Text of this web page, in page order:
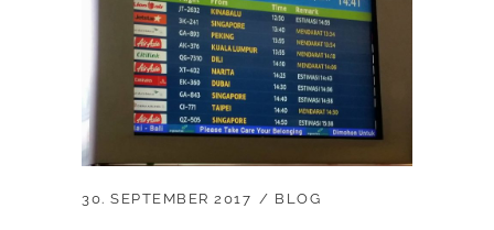
30. SEPTEMBER 2017 BLOG